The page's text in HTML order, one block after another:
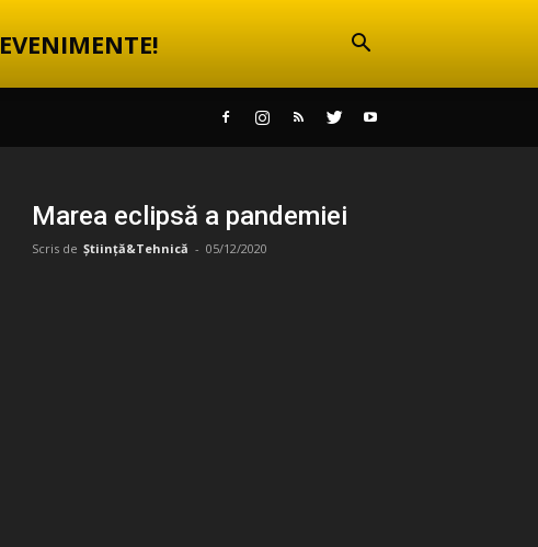
EVENIMENTE!
Marea eclipsă a pandemiei
Scris de Știință&Tehnică - 05/12/2020